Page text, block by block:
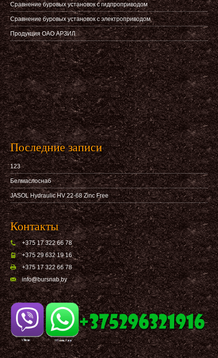
Сравнение буровых установок с гидпроприводом
Сравнение буровых установок с электроприводом
Продукция ОАО АРЗИЛ
Последние записи
123
Белмаслоснаб
JASOL Hydraulic HV 22-68 Zinc Free
Контакты
+375 17 322 66 78
+375 29 632 19 16
+375 17 322 66 78
info@bursnab,by